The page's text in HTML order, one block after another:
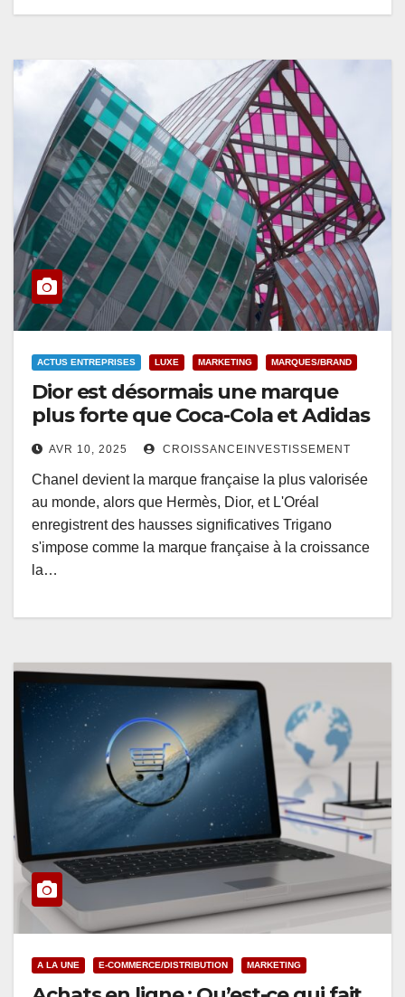
ACTUS ENTREPRISES LUXE MARKETING MARQUES/BRAND
Dior est désormais une marque
plus forte que Coca-Cola et Adidas
AVR 10, 2025 CROISSANCEINVESTISSEMENT
Chanel devient la marque française la plus valorisée
au monde, alors que Hermès, Dior, et L'Oréal
enregistrent des hausses significatives Trigano
s'impose comme la marque française à la croissance
la…
A LA UNE E-COMMERCE/DISTRIBUTION MARKETING